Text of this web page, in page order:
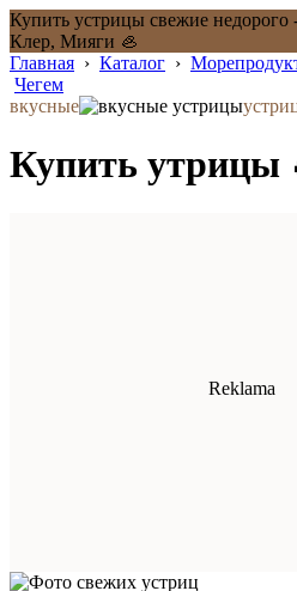
Купить устрицы свежие
Клер, Мияги 🦪
Главная › Каталог ›
Чегем
вкусные
Купить утрицы